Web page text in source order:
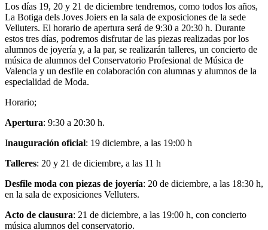
Los días 19, 20 y 21 de diciembre tendremos, como todos los años,
La Botiga dels Joves Joiers en la sala de exposiciones de la sede
Velluters. El horario de apertura será de 9:30 a 20:30 h. Durante
estos tres días, podremos disfrutar de las piezas realizadas por los
alumnos de joyería y, a la par, se realizarán talleres, un concierto de
música de alumnos del Conservatorio Profesional de Música de
Valencia y un desfile en colaboración con alumnas y alumnos de la
especialidad de Moda.
Horario;
Apertura: 9:30 a 20:30 h.
Inauguración oficial: 19 diciembre, a las 19:00 h
Talleres: 20 y 21 de diciembre, a las 11 h
Desfile moda con piezas de joyería: 20 de diciembre, a las 18:30 h,
en la sala de exposiciones Velluters.
Acto de clausura: 21 de diciembre, a las 19:00 h, con concierto
música alumnos del conservatorio.